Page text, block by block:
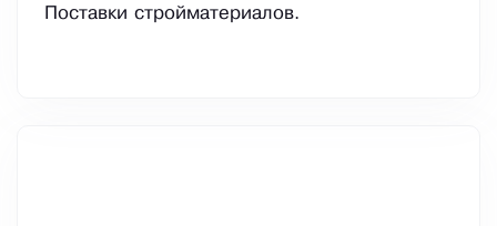
Поставки стройматериалов.